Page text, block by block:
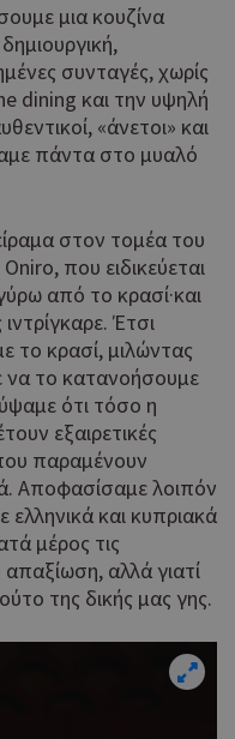
μια κουζίνα
συνταγές, χωρίς
dining και την υψηλή
«άνετοι» και
πάντα στο μυαλό
στον τομέα του
που ειδικεύεται
από το κρασί·και
Έτσι
το κρασί, μιλώντας
να το κατανοήσουμε
ότι τόσο η
εξαιρετικές
παραμένουν
Αποφασίσαμε λοιπόν
και κυπριακά
μέρος τις
απαξίωση, αλλά γιατί
της δικής μας γης.